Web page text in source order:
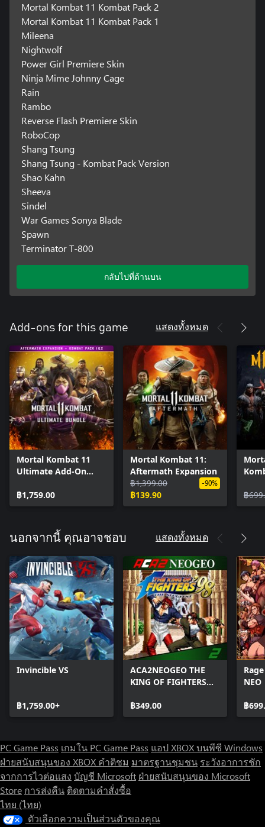
Mortal Kombat 11 Kombat Pack 2
Mortal Kombat 11 Kombat Pack 1
Mileena
Nightwolf
Power Girl Premiere Skin
Ninja Mime Johnny Cage
Rain
Rambo
Reverse Flash Premiere Skin
RoboCop
Shang Tsung
Shang Tsung - Kombat Pack Version
Shao Kahn
Sheeva
Sindel
War Games Sonya Blade
Spawn
Terminator T-800
กลับไปที่ด้านบน
Add-ons for this game แสดงทั้งหมด
Mortal Kombat 11
Ultimate Add-On
฿1,759.00
Mortal Kombat 11:
Aftermath Expansion
฿1,399.00
฿139.90
-90%
฿
นอกจากนี้ คุณอาจชอบ แสดงทั้งหมด
Invincible VS
฿1,759.00+
ACA2NEOGEO THE
KING OF FIGHTERS
฿349.00
NEO
฿
PC Game Pass เกมใน PC Game Pass แอป XBOX บนพีซี Windows
ฝ่ายสนับสนุนของ XBOX คำติชม มาตรฐานชุมชน ระวังอาการชัก
จากการไวต่อแสง บัญชี Microsoft ฝ่ายสนับสนุนของ Microsoft
Store การส่งคืน ติดตามคำสั่งซื้อ
ไทย (ไทย)
ตัวเลือกความเป็นส่วนตัวของคุณ